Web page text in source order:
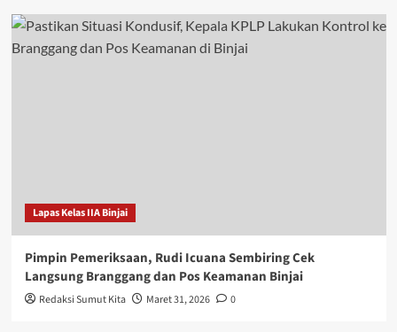
Lapas Kelas IIA Binjai
Pimpin Pemeriksaan, Rudi Icuana Sembiring Cek
Langsung Branggang dan Pos Keamanan Binjai
Redaksi Sumut Kita Maret 31, 2026 0